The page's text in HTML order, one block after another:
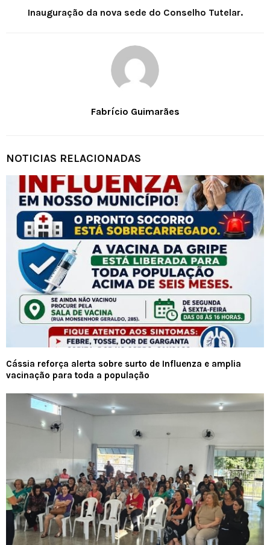
Inauguração da nova sede do Conselho Tutelar.
Fabrício Guimarães
NOTICIAS RELACIONADAS
Cássia reforça alerta sobre surto de Influenza e amplia
vacinação para toda a população